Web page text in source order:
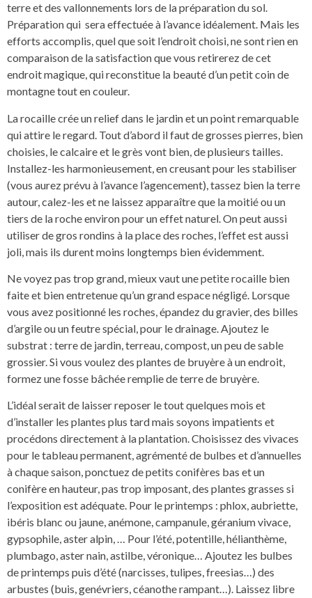
terre et des vallonnements lors de la préparation du sol.
Préparation qui sera effectuée à l’avance idéalement. Mais les
efforts accomplis, quel que soit l’endroit choisi, ne sont rien en
comparaison de la satisfaction que vous retirerez de cet
endroit magique, qui reconstitue la beauté d’un petit coin de
montagne tout en couleur.
La rocaille crée un relief dans le jardin et un point remarquable
qui attire le regard. Tout d’abord il faut de grosses pierres, bien
choisies, le calcaire et le grès vont bien, de plusieurs tailles.
Installez-les harmonieusement, en creusant pour les stabiliser
(vous aurez prévu à l’avance l’agencement), tassez bien la terre
autour, calez-les et ne laissez apparaître que la moitié ou un
tiers de la roche environ pour un effet naturel. On peut aussi
utiliser de gros rondins à la place des roches, l’effet est aussi
joli, mais ils durent moins longtemps bien évidemment.
Ne voyez pas trop grand, mieux vaut une petite rocaille bien
faite et bien entretenue qu’un grand espace négligé. Lorsque
vous avez positionné les roches, épandez du gravier, des billes
d’argile ou un feutre spécial, pour le drainage. Ajoutez le
substrat : terre de jardin, terreau, compost, un peu de sable
grossier. Si vous voulez des plantes de bruyère à un endroit,
formez une fosse bâchée remplie de terre de bruyère.
L’idéal serait de laisser reposer le tout quelques mois et
d’installer les plantes plus tard mais soyons impatients et
procédons directement à la plantation. Choisissez des vivaces
pour le tableau permanent, agrémenté de bulbes et d’annuelles
à chaque saison, ponctuez de petits conifères bas et un
conifère en hauteur, pas trop imposant, des plantes grasses si
l’exposition est adéquate. Pour le printemps : phlox, aubriette,
ibéris blanc ou jaune, anémone, campanule, géranium vivace,
gypsophile, aster alpin, … Pour l’été, potentille, hélianthème,
plumbago, aster nain, astilbe, véronique… Ajoutez les bulbes
de printemps puis d’été (narcisses, tulipes, freesias…) des
arbustes (buis, genévriers, céanothe rampant…). Laissez libre